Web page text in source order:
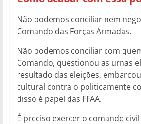
Não podemos conciliar nem
Comando das Forças Armadas.
Não podemos conciliar com
Comando, questionou as urnas
resultado das eleições,
cultural contra o politicamente
disso é papel das FFAA.
É preciso exercer o comando civil